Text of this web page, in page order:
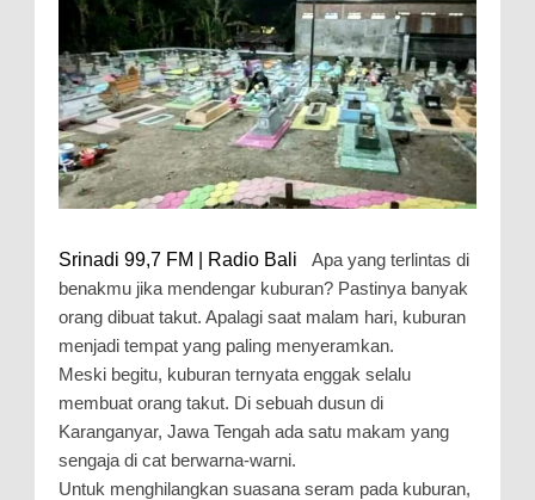
Srinadi 99,7 FM | Radio Bali Apa yang terlintas di
benakmu jika mendengar kuburan? Pastinya banyak
orang dibuat takut. Apalagi saat malam hari, kuburan
menjadi tempat yang paling menyeramkan.
Meski begitu, kuburan ternyata enggak selalu
membuat orang takut. Di sebuah dusun di
Karanganyar, Jawa Tengah ada satu makam yang
sengaja di cat berwarna-warni.
Untuk menghilangkan suasana seram pada kuburan,